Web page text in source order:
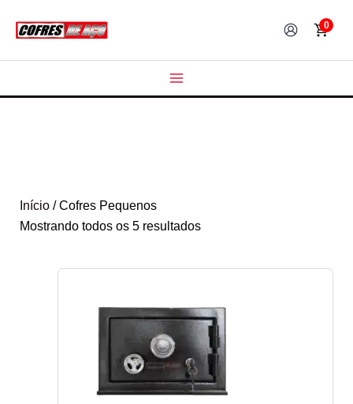
para
0
Início/ Cofres Pequenos
Mostrando todos os 5 resultados